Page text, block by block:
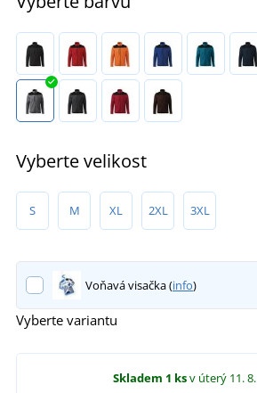
Vyberte velikost
S M XL 2XL 3XL
Voňavá visačka (info)
Vyberte variantu
Skladem 1 ksv úterý 11. 8.